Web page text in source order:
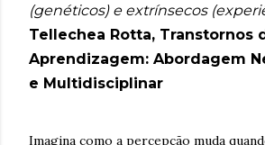
(genéticos) e extrínsecos
Tellechea Rotta, Transtornos
Aprendizagem: Abordagem
e Multidisciplinar
Imagina como a percepção muda